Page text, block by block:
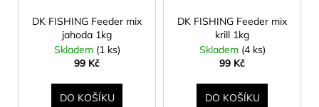
DK FISHING Feeder mix
jahoda 1kg
Skladem (1 ks)
99 Kč
DO KOŠÍKU
DK FISHING Feeder mix
krill 1kg
Skladem (4 ks)
99 Kč
DO KOŠÍKU